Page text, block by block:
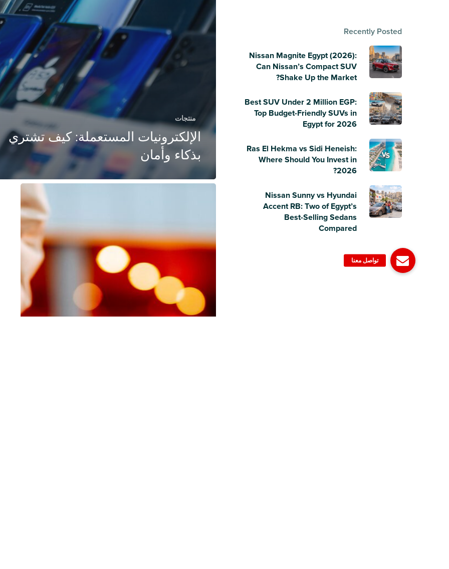
منتجات
الإلكترونيات المستعملة: كيف تشتري
بذكاء وأمان
Recently Posted
Nissan Magnite Egypt (2026):
Can Nissan’s Compact SUV
Shake Up the Market?
Best SUV Under 2 Million EGP:
Top Budget-Friendly SUVs in
Egypt for 2026
Ras El Hekma vs Sidi Heneish:
Where Should You Invest in
2026?
Nissan Sunny vs Hyundai
Accent RB: Two of Egypt’s
Best-Selling Sedans
Compared